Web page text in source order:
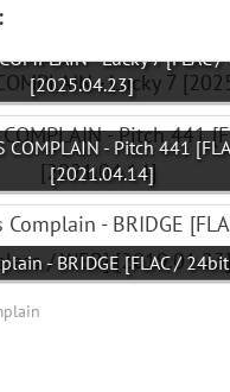
- Lucky 7 [FLAC /
[2025.04.23]
COMPLAIN - Pitch 441
[2021.04.14]
- BRIDGE [FLAC /